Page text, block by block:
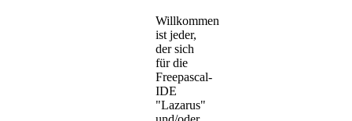
Willkommen
ist jeder,
der sich
für die
Freepascal-
IDE
"Lazarus"